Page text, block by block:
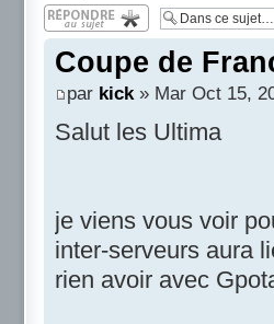
Répondre
Coupe de
par kick» Mar Oct 15,
Salut les Ultima
je viens vous voir
inter-serveurs aura
rien avoir avec